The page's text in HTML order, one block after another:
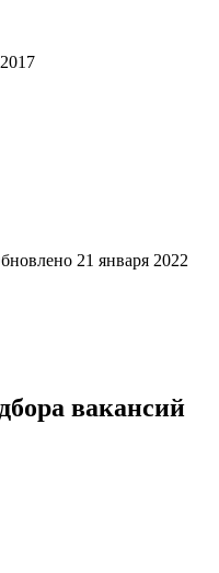
21 января 2022
вакансий